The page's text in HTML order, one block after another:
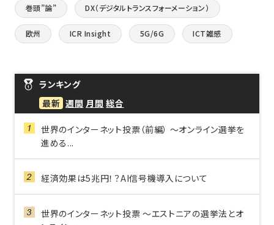
巻頭”論” DX（デジタルトランスフォーメーション）
欧州 ICR Insight 5G/6G ICT雑感
ランキング
最新 週間 月間 総合
世界のインターネット投票（前編） ～オンライン選挙を
進める...
経済効果は5兆円！？AI信号機導入について
世界のインターネット投票 ～エストニアの選挙法とオ